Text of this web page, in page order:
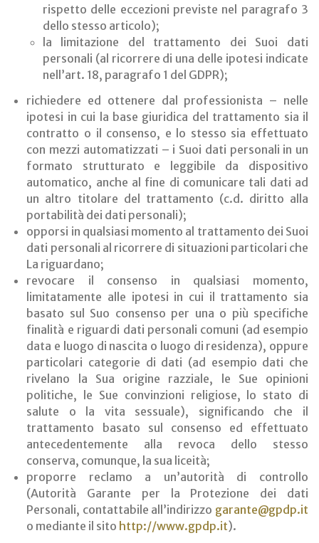
rispetto delle eccezioni previste nel paragrafo 3
dello stesso articolo);
la limitazione del trattamento dei Suoi dati
personali (al ricorrere di una delle ipotesi indicate
nell’art. 18, paragrafo 1 del GDPR);
richiedere ed ottenere dal professionista – nelle
ipotesi in cui la base giuridica del trattamento sia il
contratto o il consenso, e lo stesso sia effettuato
con mezzi automatizzati – i Suoi dati personali in un
formato strutturato e leggibile da dispositivo
automatico, anche al fine di comunicare tali dati ad
un altro titolare del trattamento (c.d. diritto alla
portabilità dei dati personali);
opporsi in qualsiasi momento al trattamento dei Suoi
dati personali al ricorrere di situazioni particolari che
La riguardano;
revocare il consenso in qualsiasi momento,
limitatamente alle ipotesi in cui il trattamento sia
basato sul Suo consenso per una o più specifiche
finalità e riguardi dati personali comuni (ad esempio
data e luogo di nascita o luogo di residenza), oppure
particolari categorie di dati (ad esempio dati che
rivelano la Sua origine razziale, le Sue opinioni
politiche, le Sue convinzioni religiose, lo stato di
salute o la vita sessuale), significando che il
trattamento basato sul consenso ed effettuato
antecedentemente alla revoca dello stesso
conserva, comunque, la sua liceità;
proporre reclamo a un’autorità di controllo
(Autorità Garante per la Protezione dei dati
Personali, contattabile all’indirizzo garante@gpdp.it
o mediante il sito http://www.gpdp.it).